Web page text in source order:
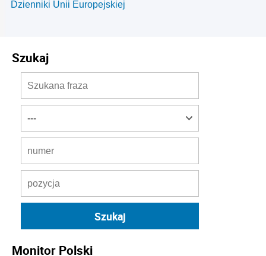
Dzienniki Unii Europejskiej
Szukaj
Monitor Polski